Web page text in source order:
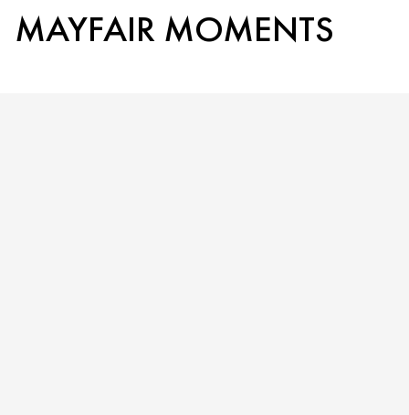
MAYFAIR MOMENTS